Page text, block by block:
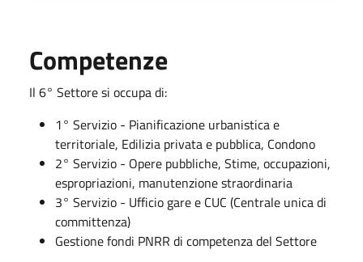
Competenze
Il 6° Settore si occupa di:
1° Servizio - Pianificazione urbanistica e
territoriale, Edilizia privata e pubblica, Condono
2° Servizio - Opere pubbliche, Stime, occupazioni,
espropriazioni, manutenzione straordinaria
3° Servizio - Ufficio gare e CUC (Centrale unica di
committenza)
Gestione fondi PNRR di competenza del Settore